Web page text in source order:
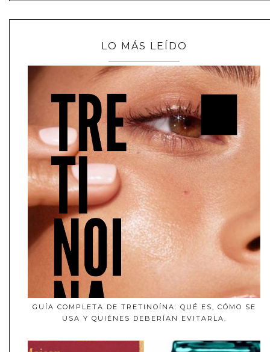
LO MÁS LEÍDO
GUÍA COMPLETA DE TRETINOÍNA: QUÉ ES, CÓMO SE
USA Y QUIÉNES DEBERÍAN EVITARLA.